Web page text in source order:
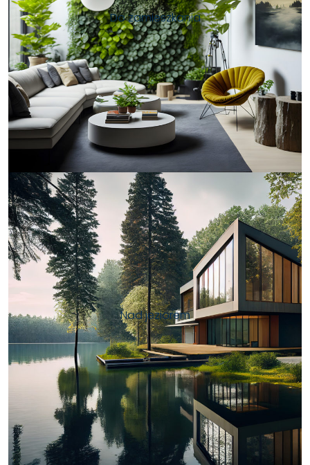
Do zamieszkania
Nad jeziorem